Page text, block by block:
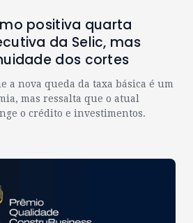
positiva quarta
da Selic, mas
dos cortes
a nova queda da taxa básica é um
mas ressalta que o atual
o crédito e investimentos.